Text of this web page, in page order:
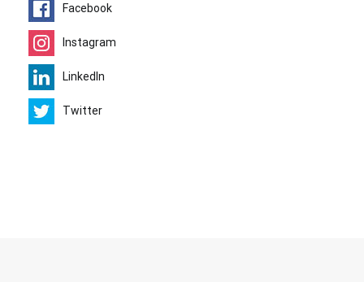
Facebook
Instagram
LinkedIn
Twitter